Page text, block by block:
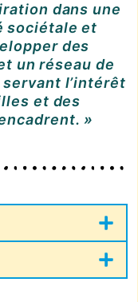
dans une
sociétale et
des
un réseau de
l’intérêt
et des
»